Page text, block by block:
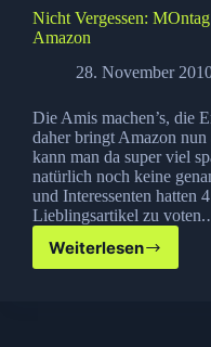
Inhalten
Nicht Vergessen:
Amazon
28. November
Die Amis machen’s, die
daher bringt Amazon
kann man da super viel
natürlich noch keine
und Interessenten hatten
Lieblingsartikel zu
Weiterlesen
Nicht